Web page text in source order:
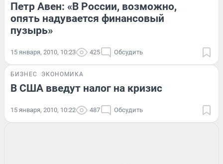
Петр Авен: «В России, возможно,
опять надувается финансовый
пузырь»
15 января, 2010, 10:23 425 Обсудить
БИЗНЕС ЭКОНОМИКА
В США введут налог на кризис
15 января, 2010, 10:22 487 Обсудить